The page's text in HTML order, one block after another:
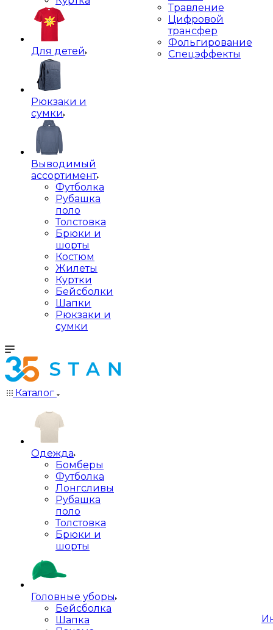
Для детей
Рюкзаки и
сумки
Выводимый
ассортимент
Футболка
Рубашка
поло
Толстовка
Брюки и
шорты
Костюм
Жилеты
Куртки
Бейсболки
Шапки
Рюкзаки и
сумки
Травление
Цифровой
трансфер
Фольгирование
Спецэффекты
Каталог
Одежда
Бомберы
Футболка
Лонгсливы
Рубашка
поло
Толстовка
Брюки и
шорты
Головные уборы
Бейсболка
Шапка